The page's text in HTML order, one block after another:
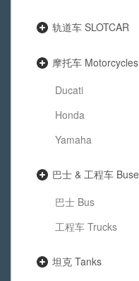
轨道车 SLOTCAR
摩托车 Motorcycles
Ducati
Honda
Yamaha
巴士 & 工程车
巴士 Bus
工程车 Trucks
坦克 Tanks